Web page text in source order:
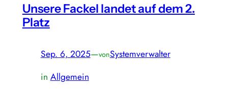
Unsere Fackel landet auf dem 2.
Platz
Sep. 6, 2025—vonSystemverwalter
in Allgemein